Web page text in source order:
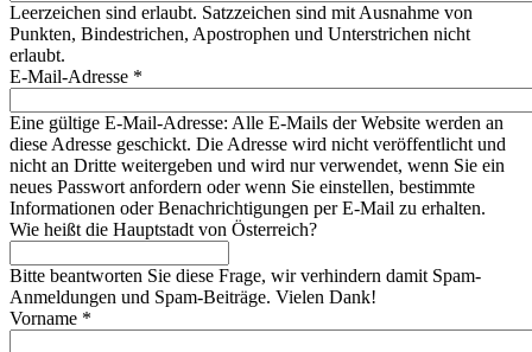
Leerzeichen sind erlaubt. Satzzeichen sind mit Ausnahme von
Punkten, Bindestrichen, Apostrophen und Unterstrichen nicht
erlaubt.
E-Mail-Adresse *
Eine gültige E-Mail-Adresse: Alle E-Mails der Website werden an
diese Adresse geschickt. Die Adresse wird nicht veröffentlicht und
nicht an Dritte weitergeben und wird nur verwendet, wenn Sie ein
neues Passwort anfordern oder wenn Sie einstellen, bestimmte
Informationen oder Benachrichtigungen per E-Mail zu erhalten.
Wie heißt die Hauptstadt von Österreich?
Bitte beantworten Sie diese Frage, wir verhindern damit Spam-
Anmeldungen und Spam-Beiträge. Vielen Dank!
Vorname *